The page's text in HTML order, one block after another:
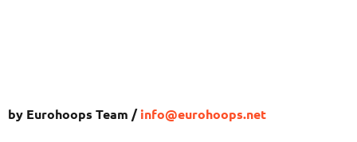
by Eurohoops Team /info@eurohoops.net